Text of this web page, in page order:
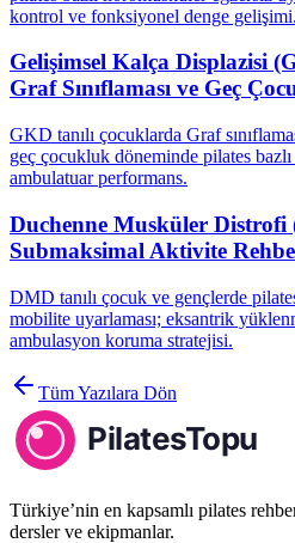
kontrol ve fonksiyonel denge gelişimi.
Gelişimsel Kalça Displazisi
Graf Sınıflaması ve Geç
GKD tanılı çocuklarda Graf
geç çocukluk döneminde pilates
ambulatuar performans.
Duchenne Musküler Distrofi
Submaksimal Aktivite
DMD tanılı çocuk ve gençlerde
mobilite uyarlaması; eksantrik
ambulasyon koruma stratejisi.
Tüm Yazılara Dön
Türkiye’nin en kapsamlı pilates
dersler ve ekipmanlar.